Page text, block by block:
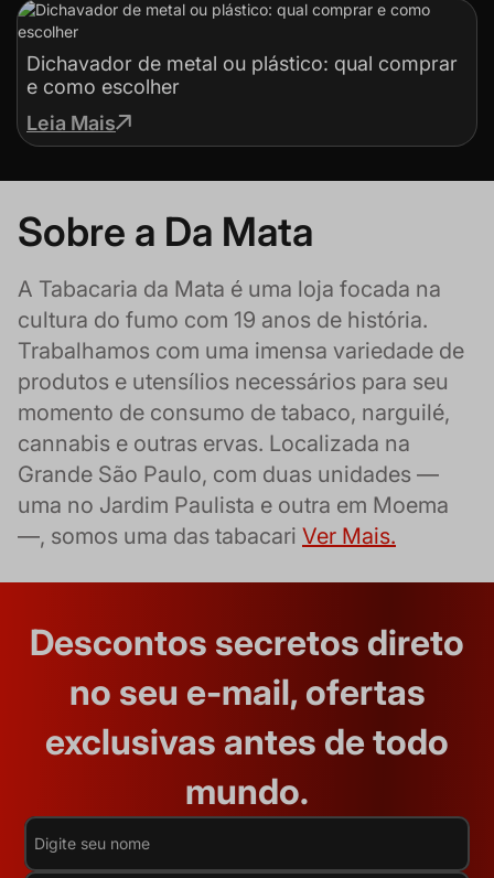
Dichavador de metal ou plástico: qual comprar
e como escolher
Leia Mais
Sobre a Da Mata
A Tabacaria da Mata é uma loja focada na
cultura do fumo com 19 anos de história.
Trabalhamos com uma imensa variedade de
produtos e utensílios necessários para seu
momento de consumo de tabaco, narguilé,
cannabis e outras ervas. Localizada na
Grande São Paulo, com duas unidades —
uma no Jardim Paulista e outra em Moema
—, somos uma das tabacari Ver Mais.
Descontos secretos direto
no seu e-mail, ofertas
exclusivas antes de todo
mundo.